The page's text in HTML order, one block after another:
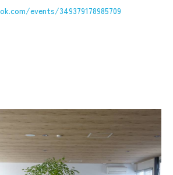
events/349379178985709